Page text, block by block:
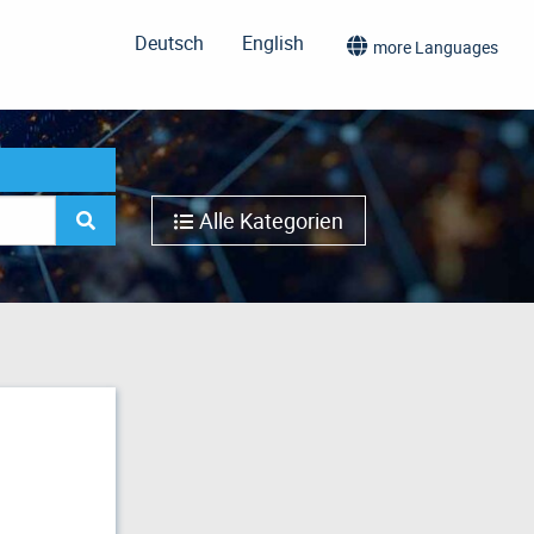
Deutsch English more Languages
Alle Kategorien